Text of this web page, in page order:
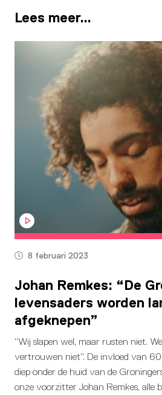
Lees meer…
8 februari 2023
Johan Remkes: “De
levensaders worden
afgeknepen”
“Wij slapen wel, maar rusten niet.
vertrouwen niet”. De invloed van
diep onder de huid van de
onze voorzitter Johan Remkes, alle